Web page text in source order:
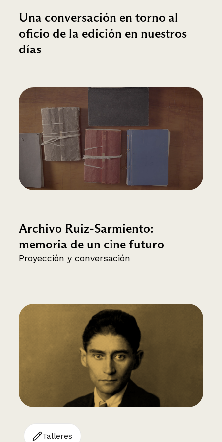
Una conversación en torno al
oficio de la edición en nuestros
días
Archivo Ruiz-Sarmiento:
memoria de un cine futuro
Proyección y conversación
Talleres